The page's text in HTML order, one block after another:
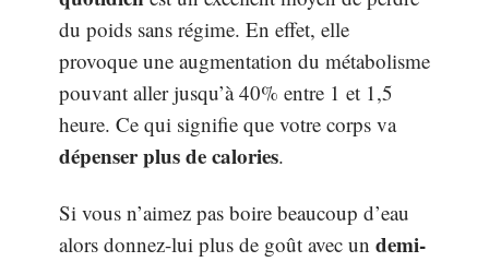
du poids sans régime. En effet, elle
provoque une augmentation du métabolisme
pouvant aller jusqu’à 40% entre 1 et 1,5
heure. Ce qui signifie que votre corps va
dépenser plus de calories.
Si vous n’aimez pas boire beaucoup d’eau
alors donnez-lui plus de goût avec un demi-